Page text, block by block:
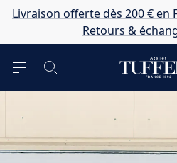
Livraison offerte dès 200 €
Retours &